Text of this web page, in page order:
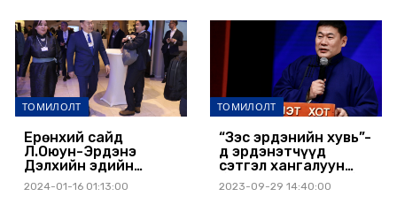
ТОМИЛОЛТ
Ерөнхий сайд
Л.Оюун-Эрдэнэ
Дэлхийн эдийн
засгийн чуулганы
нээлтэд оролцлоо
2024-01-16 01:13:00
ТОМИЛОЛТ
“Зэс эрдэнийн хувь”-
д эрдэнэтчүүд
сэтгэл хангалуун
байвал сайн, биш бол
Засгийн газар
2023-09-29 14:40:00